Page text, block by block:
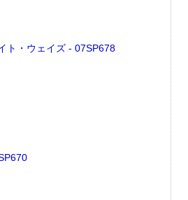
ト・ウェイズ - 07SP678